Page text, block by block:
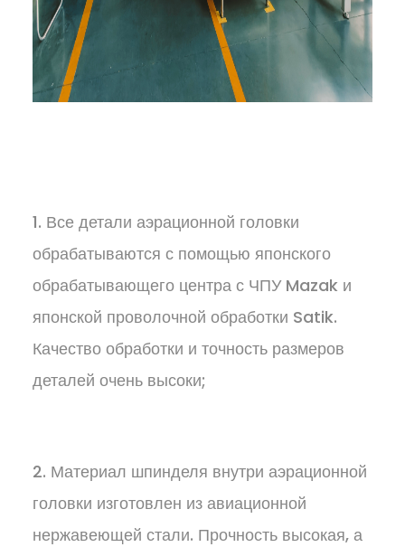
1. Все детали аэрационной головки
обрабатываются с помощью японского
обрабатывающего центра с ЧПУ Mazak и
японской проволочной обработки Satik.
Качество обработки и точность размеров
деталей очень высоки;
2. Материал шпинделя внутри аэрационной
головки изготовлен из авиационной
нержавеющей стали. Прочность высокая, а